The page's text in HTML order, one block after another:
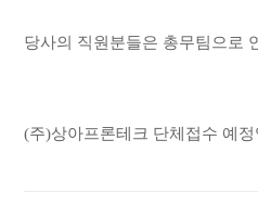
당사의 직원분들은 총무팀으로
(주)상아프론테크 단체접수 예정